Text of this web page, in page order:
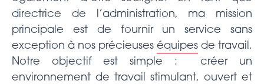
directrice de l’administration, ma mission
principale est de fournir un service sans
exception à nos précieuses équipes de travail.
Notre objectif est simple : créer un
environnement de travail stimulant, ouvert et